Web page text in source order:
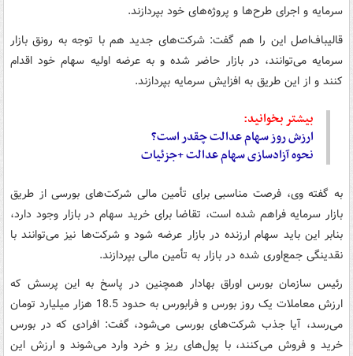
سرمایه و اجرای طرح‌ها و پروژه‌های خود بپردازند.
قالیباف‌اصل این را هم گفت:‌ شرکت‌های جدید هم با توجه به رونق بازار
سرمایه می‌توانند، در بازار حاضر شده و به عرضه اولیه سهام خود اقدام
کنند و از این طریق به افزایش سرمایه بپردازند.
بیشتر بخوانید:
ارزش روز سهام عدالت چقدر است؟
نحوه آزادسازی سهام عدالت +جزئیات
به گفته وی، فرصت مناسبی برای تأمین مالی شرکت‌های بورسی از طریق
بازار سرمایه فراهم شده است، تقاضا برای خرید سهام در بازار وجود دارد،
بنابر این باید سهام ارزنده در بازار عرضه شود و شرکت‌ها نیز می‌توانند با
نقدینگی جمع‌اوری شده در بازار به تأمین مالی بپردازند.
رئیس سازمان بورس اوراق بهادار همچنین در پاسخ به این پرسش که
ارزش معاملات یک روز بورس و فرابورس به حدود 18.5 هزار میلیارد تومان
می‌رسد، آیا جذب شرکت‌های بورسی می‌شود، گفت: افرادی که در بورس
خرید و فروش می‌کنند، با پول‌های ریز و خرد وارد می‌شوند و ارزش این